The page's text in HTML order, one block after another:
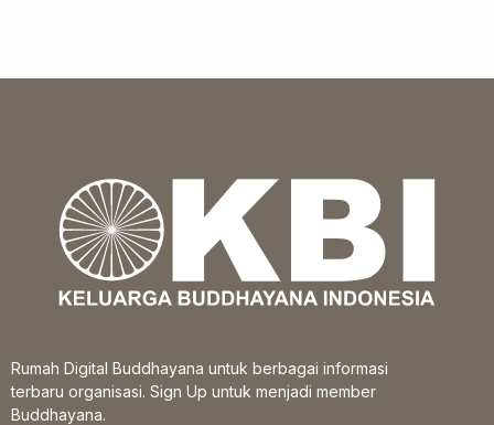
Rumah Digital Buddhayana untuk berbagai informasi
terbaru organisasi. Sign Up untuk menjadi member
Buddhayana.